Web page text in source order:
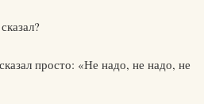
просто: «Не надо, не надо, не